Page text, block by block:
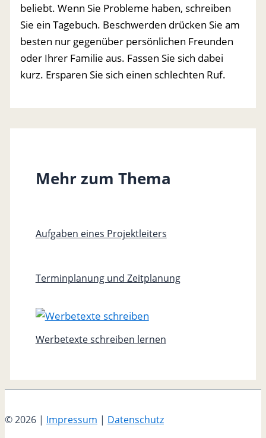
beliebt. Wenn Sie Probleme haben, schreiben
Sie ein Tagebuch. Beschwerden drücken Sie am
besten nur gegenüber persönlichen Freunden
oder Ihrer Familie aus. Fassen Sie sich dabei
kurz. Ersparen Sie sich einen schlechten Ruf.
Mehr zum Thema
Aufgaben eines Projektleiters
Terminplanung und Zeitplanung
Werbetexte schreiben lernen
© 2026 | Impressum | Datenschutz